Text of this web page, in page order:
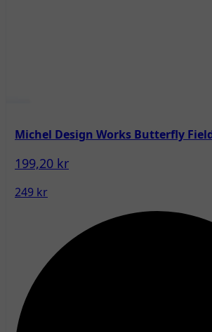
Michel Design Works Butterfly
199,20 kr
249 kr